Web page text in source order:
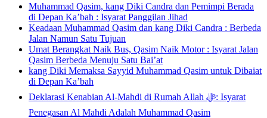
Muhammad Qasim, kang Diki Candra dan Pemimpi Berada
di Depan Ka’bah : Isyarat Panggilan Jihad
Keadaan Muhammad Qasim dan kang Diki Candra : Berbeda
Jalan Namun Satu Tujuan
Umat Berangkat Naik Bus, Qasim Naik Motor : Isyarat Jalan
Qasim Berbeda Menuju Satu Bai’at
kang Diki Memaksa Sayyid Muhammad Qasim untuk Dibaiat
di Depan Ka’bah
Deklarasi Kenabian Al-Mahdi di Rumah Allah ﷻ: Isyarat
Penegasan Al Mahdi Adalah Muhammad Qasim